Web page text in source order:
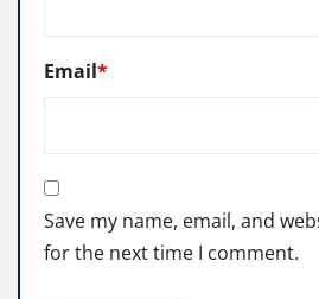
Email*
Save my name, email, and
for the next time I comment.